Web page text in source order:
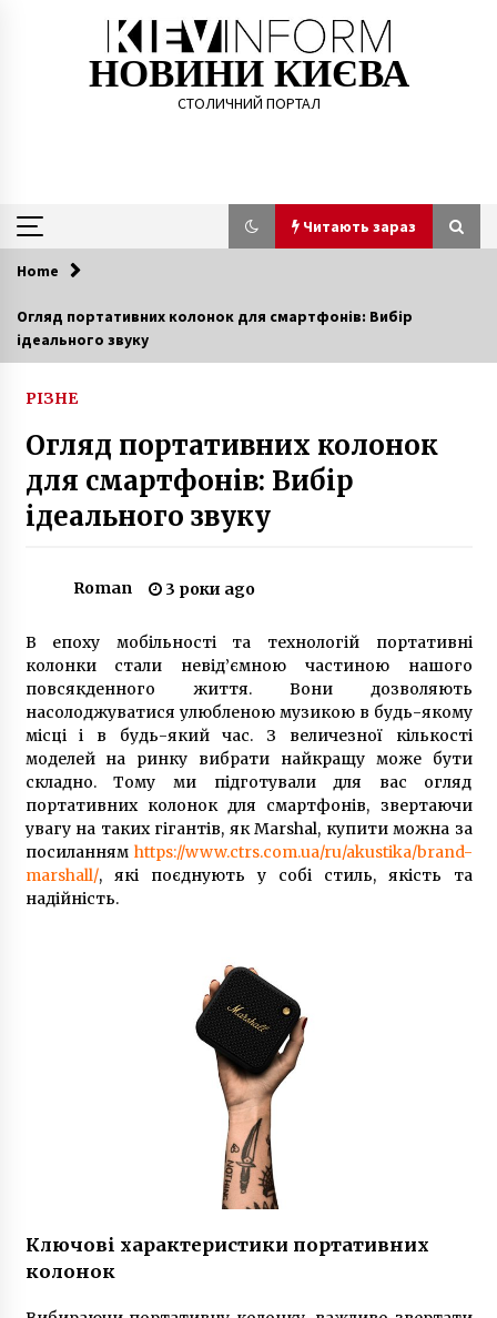
НОВИНИ КИЄВА
СТОЛИЧНИЙ ПОРТАЛ
Читають зараз
Читають зараз
локдауну
Трамваї та море людей: архівні фото
Контрактової площі у Києві у 1920-х
2 роки ago
1 рік ago
Київ 1918 року з фотоархіву Українських
січових стрільців
1 рік ago
З’явилися фото банкноти часів Української
народної республіки, яку перевипустить НБУ
8 років ago
Будинок Волковича: столітня історія
прибуткового будинку на Тарасівській
автомобіля Range Rover в Києві, в результаті
якої загинула дитина, – поліція
7 років ago
У Києві почнуть планово відключати гарячу
воду з четверга
6 років ago
Опалювальний сезон в столиці може
зірватися через борги
7 років ago
Home
Огляд портативних колонок для смартфонів: Вибір
ідеального звуку
РІЗНЕ
Огляд портативних колонок
для смартфонів: Вибір
ідеального звуку
Roman 3 роки ago
В епоху мобільності та технологій портативні
колонки стали невід’ємною частиною нашого
повсякденного життя. Вони дозволяють
насолоджуватися улюбленою музикою в будь-якому
місці і в будь-який час. З величезної кількості
моделей на ринку вибрати найкращу може бути
складно. Тому ми підготували для вас огляд
портативних колонок для смартфонів, звертаючи
увагу на таких гігантів, як Marshal, купити можна за
посиланням https://www.ctrs.com.ua/ru/akustika/brand-
marshall/, які поєднують у собі стиль, якість та
надійність.
Ключові характеристики портативних
колонок